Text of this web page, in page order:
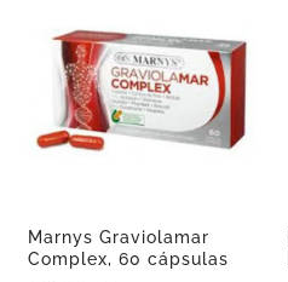
Marnys Graviolamar
Complex, 60 cápsulas